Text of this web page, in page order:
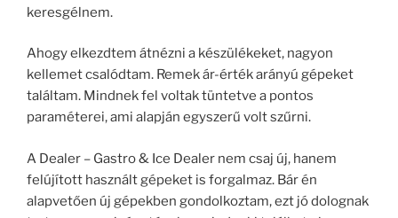
keresgélnem.
Ahogy elkezdtem átnézni a készülékeket, nagyon
kellemet csalódtam. Remek ár-érték arányú gépeket
találtam. Mindnek fel voltak tüntetve a pontos
paraméterei, ami alapján egyszerű volt szűrni.
A Dealer – Gastro & Ice Dealer nem csaj új, hanem
felújított használt gépeket is forgalmaz. Bár én
alapvetően új gépekben gondolkoztam, ezt jó dolognak